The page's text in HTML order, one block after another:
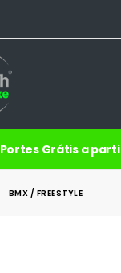
Portes Grátis a
BMX / FREESTYLE